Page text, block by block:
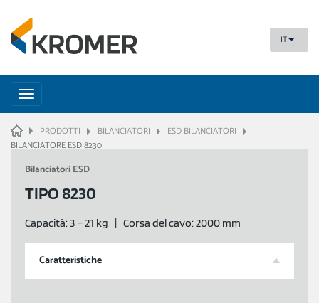
IT
Toggle
navigation
HOME PRODOTTI BILANCIATORI
ESD BILANCIATORI
BILANCIATORE ESD 8230
Bilanciatori ESD
TIPO 8230
Capacità: 3 – 21 kg | Corsa del cavo: 2000 mm
Caratteristiche